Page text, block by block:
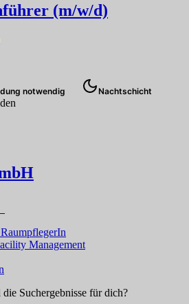
(m/w/d)
notwendig Nachtschicht
Management
Suchergebnisse für dich?